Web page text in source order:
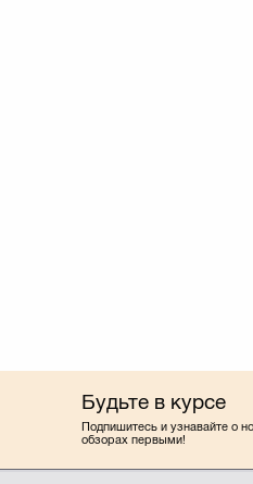
Будьте в курсе
Подпишитесь и узнавайте о
обзорах первыми!